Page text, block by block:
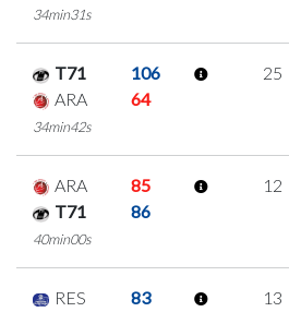
34min31s
T71
106
ARA
64
34min42s
25
ARA
85
T71
86
40min00s
12
RES
83
13